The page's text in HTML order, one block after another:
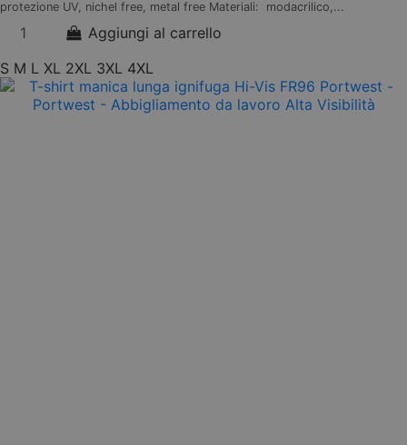
protezione UV, nichel free, metal free Materiali: modacrilico,...
Aggiungi al carrello
S M L XL 2XL 3XL 4XL